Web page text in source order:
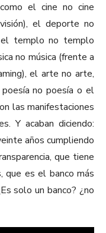
el cine no cine
el deporte no
templo no templo
no música (frente a
el arte no arte,
no poesía o el
las manifestaciones
Y acaban diciendo:
años cumpliendo
que tiene
que es el banco más
solo un banco? ¿no